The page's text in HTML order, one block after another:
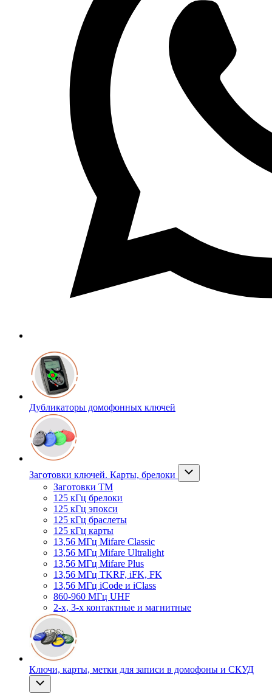
Дубликаторы домофонных ключей
Заготовки ключей. Карты, брелоки
Заготовки ТМ
125 кГц брелоки
125 кГц эпокси
125 кГц браслеты
125 кГц карты
13,56 МГц Mifare Classic
13,56 МГц Mifare Ultralight
13,56 МГц Mifare Plus
13,56 МГц TKRF, iFK, FK
13,56 МГц iCode и iClass
860-960 МГц UHF
2-х, 3-х контактные и магнитные
Ключи, карты, метки для записи в домофоны и СКУД